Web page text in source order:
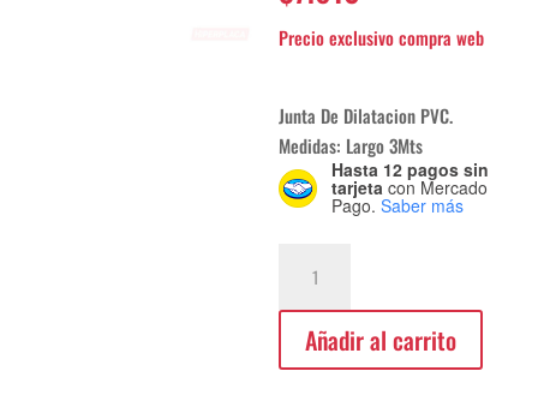
Junta De Dilatacion PVC.
Medidas: Largo 3Mts
Hasta 12 pagos sin
tarjeta con Mercado
Pago. Saber más
Dilatacion
PVC
3000mm
Añadir al carrito